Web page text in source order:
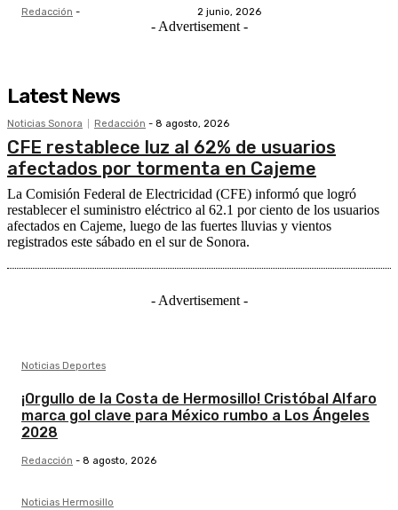
Redacción - 2 junio, 2026
- Advertisement -
Latest News
Noticias Sonora Redacción - 8 agosto, 2026
CFE restablece luz al 62% de usuarios
afectados por tormenta en Cajeme
La Comisión Federal de Electricidad (CFE) informó que logró
restablecer el suministro eléctrico al 62.1 por ciento de los usuarios
afectados en Cajeme, luego de las fuertes lluvias y vientos
registrados este sábado en el sur de Sonora.
- Advertisement -
Noticias Deportes
¡Orgullo de la Costa de Hermosillo! Cristóbal Alfaro
marca gol clave para México rumbo a Los Ángeles
2028
Redacción - 8 agosto, 2026
Noticias Hermosillo